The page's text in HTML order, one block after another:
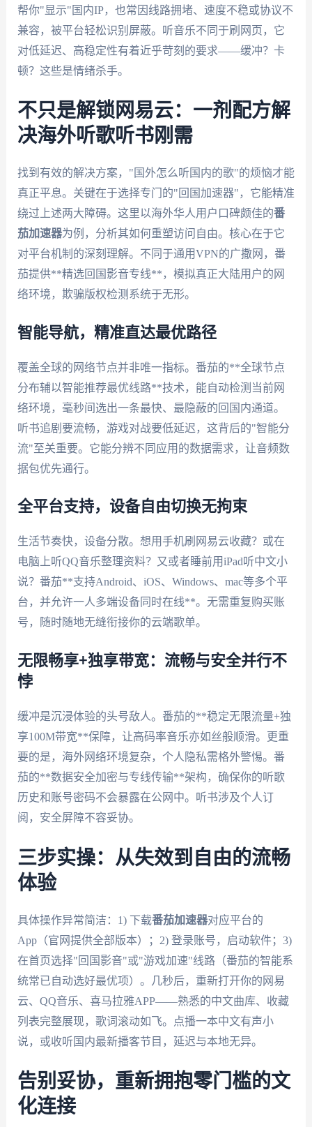
帮你"显示"国内IP，也常因线路拥堵、速度不稳或协议不
兼容，被平台轻松识别屏蔽。听音乐不同于刷网页，它
对低延迟、高稳定性有着近乎苛刻的要求——缓冲？卡
顿？这些是情绪杀手。
不只是解锁网易云：一剂配方解
决海外听歌听书刚需
找到有效的解决方案，"国外怎么听国内的歌"的烦恼才能
真正平息。关键在于选择专门的"回国加速器"，它能精准
绕过上述两大障碍。这里以海外华人用户口碑颇佳的番
茄加速器为例，分析其如何重塑访问自由。核心在于它
对平台机制的深刻理解。不同于通用VPN的广撒网，番
茄提供**精选回国影音专线**，模拟真正大陆用户的网
络环境，欺骗版权检测系统于无形。
智能导航，精准直达最优路径
覆盖全球的网络节点并非唯一指标。番茄的**全球节点
分布辅以智能推荐最优线路**技术，能自动检测当前网
络环境，毫秒间选出一条最快、最隐蔽的回国内通道。
听书追剧要流畅，游戏对战要低延迟，这背后的"智能分
流"至关重要。它能分辨不同应用的数据需求，让音频数
据包优先通行。
全平台支持，设备自由切换无拘束
生活节奏快，设备分散。想用手机刷网易云收藏？或在
电脑上听QQ音乐整理资料？又或者睡前用iPad听中文小
说？番茄**支持Android、iOS、Windows、mac等多个平
台，并允许一人多端设备同时在线**。无需重复购买账
号，随时随地无缝衔接你的云端歌单。
无限畅享+独享带宽：流畅与安全并行不
悖
缓冲是沉浸体验的头号敌人。番茄的**稳定无限流量+独
享100M带宽**保障，让高码率音乐亦如丝般顺滑。更重
要的是，海外网络环境复杂，个人隐私需格外警惕。番
茄的**数据安全加密与专线传输**架构，确保你的听歌
历史和账号密码不会暴露在公网中。听书涉及个人订
阅，安全屏障不容妥协。
三步实操：从失效到自由的流畅
体验
具体操作异常简洁：1) 下载番茄加速器对应平台的
App（官网提供全部版本）；2) 登录账号，启动软件；3)
在首页选择"回国影音"或"游戏加速"线路（番茄的智能系
统常已自动选好最优项）。几秒后，重新打开你的网易
云、QQ音乐、喜马拉雅APP——熟悉的中文曲库、收藏
列表完整展现，歌词滚动如飞。点播一本中文有声小
说，或收听国内最新播客节目，延迟与本地无异。
告别妥协，重新拥抱零门槛的文
化连接